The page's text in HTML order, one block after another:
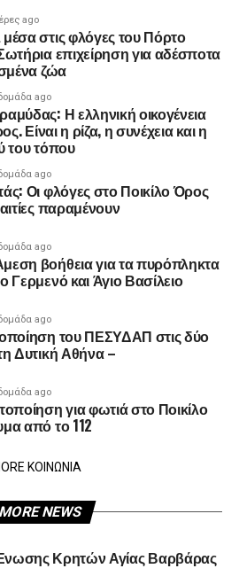
ago
στις φλόγες του Πόρτο
επιχείρηση για αδέσποτα
ζώα
ago
Η ελληνική οικογένεια
Είναι η ρίζα, η συνέχεια και η
του τόπου
ago
Οι φλόγες στο Ποικίλο Όρος
παραμένουν
ago
βοήθεια για τα πυρόπληκτα
και Άγιο Βασίλειο
ago
του ΠΕΣΥΔΑΠ στις δύο
Δυτική Αθήνα –
ago
για φωτιά στο Ποικίλο
από το 112
ΚΟΙΝΩΝΙΑ
MORE NEWS
Κρητών Αγίας Βαρβάρας